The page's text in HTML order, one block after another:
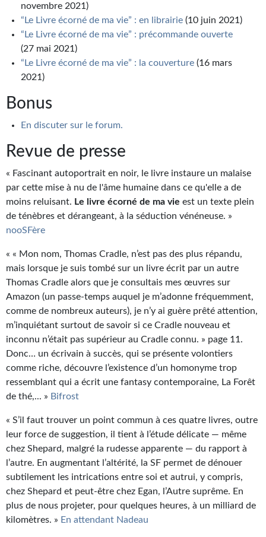
LE BLOG BIFROST
Tous les articles
La Bibliothèque orbitale
Journal d'un homme des bois
FORUMS
Nous contacter
F.A.Q.
Soumettre un manuscrit
Support technique
novembre 2021)
“Le Livre écorné de ma vie” : en librairie (10 juin 2021)
“Le Livre écorné de ma vie” : précommande ouverte
(27 mai 2021)
“Le Livre écorné de ma vie” : la couverture (16 mars
2021)
Bonus
En discuter sur le forum.
Revue de presse
« Fascinant autoportrait en noir, le livre instaure un malaise
par cette mise à nu de l'âme humaine dans ce qu'elle a de
moins reluisant. Le livre écorné de ma vie est un texte plein
de ténèbres et dérangeant, à la séduction vénéneuse. »
nooSFère
« « Mon nom, Thomas Cradle, n’est pas des plus répandu,
mais lorsque je suis tombé sur un livre écrit par un autre
Thomas Cradle alors que je consultais mes œuvres sur
Amazon (un passe-temps auquel je m’adonne fréquemment,
comme de nombreux auteurs), je n’y ai guère prêté attention,
m’inquiétant surtout de savoir si ce Cradle nouveau et
inconnu n’était pas supérieur au Cradle connu. » page 11.
Donc… un écrivain à succès, qui se présente volontiers
comme riche, découvre l’existence d’un homonyme trop
ressemblant qui a écrit une fantasy contemporaine, La Forêt
de thé,... » Bifrost
« S’il faut trouver un point commun à ces quatre livres, outre
leur force de suggestion, il tient à l’étude délicate — même
chez Shepard, malgré la rudesse apparente — du rapport à
l’autre. En augmentant l’altérité, la SF permet de dénouer
subtilement les intrications entre soi et autrui, y compris,
chez Shepard et peut-être chez Egan, l’Autre suprême. En
plus de nous projeter, pour quelques heures, à un milliard de
kilomètres. » En attendant Nadeau